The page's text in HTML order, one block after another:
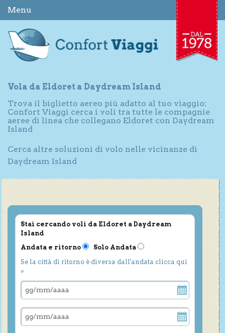
Menu
Vola da Eldoret a Daydream Island
Trova il biglietto aereo più adatto al tuo viaggio:
Confort Viaggi cerca i voli tra tutte le compagnie
aeree di linea che collegano Eldoret con Daydream
Island
Cerca altre soluzioni di volo nelle vicinanze di
Daydream Island
Stai cercando voli da Eldoret a Daydream
Island
Andata e ritorno
Solo Andata
Se la città di ritorno è diversa dall'andata clicca qui
»